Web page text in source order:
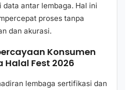
data antar lembaga. Hal ini
proses tanpa
dan akurasi.
Konsumen
Halal Fest 2026
lembaga sertifikasi dan